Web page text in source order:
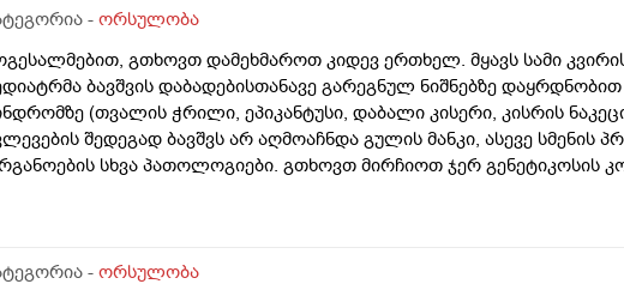
- ორსულობა
გთხოვთ დამეხმაროთ კიდევ ერთხელ. მყავს სამი
ბავშვის დაბადებისთანავე გარეგნულ ნიშნებზე დაყრდნობით
(თვალის ჭრილი, ეპიკანტუსი, დაბალი კისერი, კისრის
შედეგად ბავშვს არ აღმოაჩნდა გულის მანკი, ასევე სმენის
სხვა პათოლოგიები. გთხოვთ მირჩიოთ ჯერ გენეტიკოსის
- ორსულობა